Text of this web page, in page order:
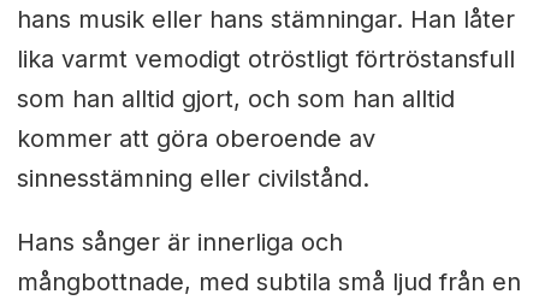
hans musik eller hans stämningar. Han låter
lika varmt vemodigt otröstligt förtröstansfull
som han alltid gjort, och som han alltid
kommer att göra oberoende av
sinnesstämning eller civilstånd.
Hans sånger är innerliga och
mångbottnade, med subtila små ljud från en